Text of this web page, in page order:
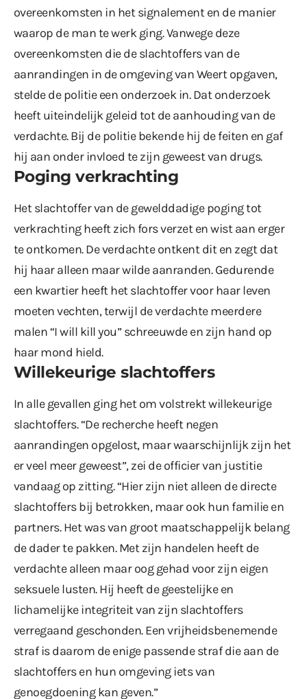
overeenkomsten in het signalement en de manier
waarop de man te werk ging. Vanwege deze
overeenkomsten die de slachtoffers van de
aanrandingen in de omgeving van Weert opgaven,
stelde de politie een onderzoek in. Dat onderzoek
heeft uiteindelijk geleid tot de aanhouding van de
verdachte. Bij de politie bekende hij de feiten en gaf
hij aan onder invloed te zijn geweest van drugs.
Poging verkrachting
Het slachtoffer van de gewelddadige poging tot
verkrachting heeft zich fors verzet en wist aan erger
te ontkomen. De verdachte ontkent dit en zegt dat
hij haar alleen maar wilde aanranden. Gedurende
een kwartier heeft het slachtoffer voor haar leven
moeten vechten, terwijl de verdachte meerdere
malen “I will kill you” schreeuwde en zijn hand op
haar mond hield.
Willekeurige slachtoffers
In alle gevallen ging het om volstrekt willekeurige
slachtoffers. “De recherche heeft negen
aanrandingen opgelost, maar waarschijnlijk zijn het
er veel meer geweest”, zei de officier van justitie
vandaag op zitting. “Hier zijn niet alleen de directe
slachtoffers bij betrokken, maar ook hun familie en
partners. Het was van groot maatschappelijk belang
de dader te pakken. Met zijn handelen heeft de
verdachte alleen maar oog gehad voor zijn eigen
seksuele lusten. Hij heeft de geestelijke en
lichamelijke integriteit van zijn slachtoffers
verregaand geschonden. Een vrijheidsbenemende
straf is daarom de enige passende straf die aan de
slachtoffers en hun omgeving iets van
genoegdoening kan geven.”